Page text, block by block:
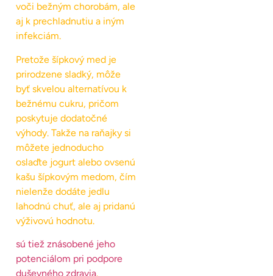
voči bežným chorobám, ale
aj k prechladnutiu a iným
infekciám.
Pretože šípkový med je
prirodzene sladký, môže
byť skvelou alternatívou k
bežnému cukru, pričom
poskytuje dodatočné
výhody. Takže na raňajky si
môžete jednoducho
oslaďte jogurt alebo ovsenú
kašu šípkovým medom, čím
nielenže dodáte jedlu
lahodnú chuť, ale aj pridanú
výživovú hodnotu.
sú tiež znásobené jeho
potenciálom pri podpore
duševného zdravia.